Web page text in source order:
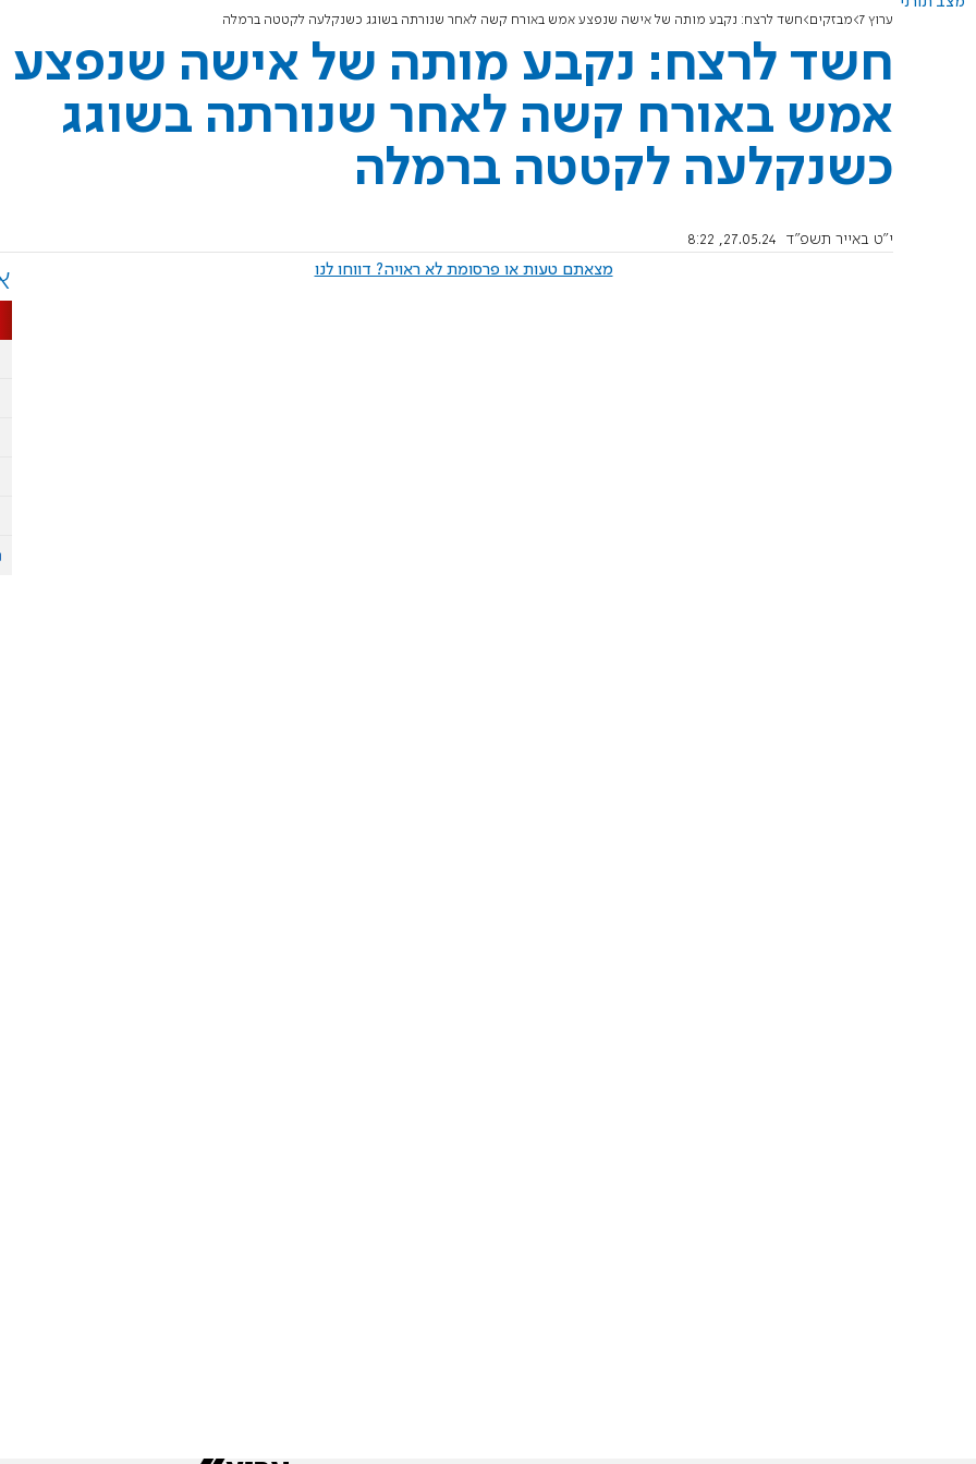
ערוץ 7 מבזקים חשד לרצח: נקבע מותה של אישה שנפצע אמש באורח קשה לאחר שנורתה בשוגג כשנקלעה לקטטה ברמלה
חשד לרצח: נקבע מותה של אישה שנפצע
אמש באורח קשה לאחר שנורתה בשוגג
כשנקלעה לקטטה ברמלה
י"ט באייר תשפ"ד 27.05.24, 8:22
מצאתם טעות או פרסומת לא ראויה? דווחו לנו